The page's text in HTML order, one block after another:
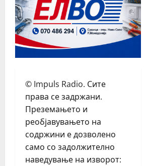
© Impuls Radio. Сите
права се задржани.
Преземањето и
реобјавувањето на
содржини е дозволено
само со задолжително
наведување на изворот: